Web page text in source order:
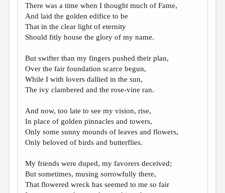
There was a time when I thought much of Fame,
And laid the golden edifice to be
That in the clear light of eternity
Should fitly house the glory of my name.
But swifter than my fingers pushed their plan,
Over the fair foundation scarce begun,
While I with lovers dallied in the sun,
The ivy clambered and the rose-vine ran.
And now, too late to see my vision, rise,
In place of golden pinnacles and towers,
Only some sunny mounds of leaves and flowers,
Only beloved of birds and butterflies.
My friends were duped, my favorers deceived;
But sometimes, musing sorrowfully there,
That flowered wreck has seemed to me so fair